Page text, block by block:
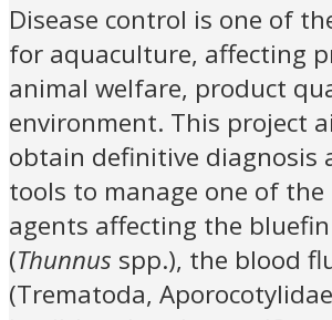
Disease control is one of
for aquaculture, affecting
animal welfare, product
environment. This project
obtain definitive diagnosis
tools to manage one of the
agents affecting the
(Thunnus spp.), the blood
(Trematoda,